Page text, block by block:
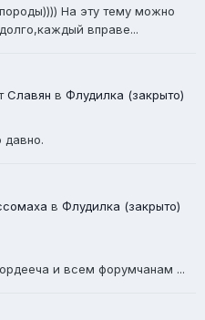
На эту тему можно
вправе...
Славян в Флудилка (закрыто)
давно.
в Флудилка (закрыто)
и всем форумчанам ...